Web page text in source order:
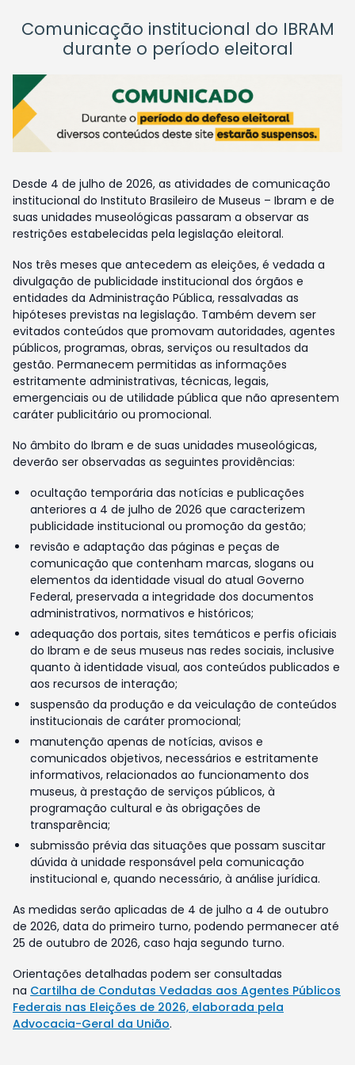
Comunicação institucional do IBRAM
durante o período eleitoral
Desde 4 de julho de 2026, as atividades de comunicação
institucional do Instituto Brasileiro de Museus – Ibram e de
suas unidades museológicas passaram a observar as
restrições estabelecidas pela legislação eleitoral.
Nos três meses que antecedem as eleições, é vedada a
divulgação de publicidade institucional dos órgãos e
entidades da Administração Pública, ressalvadas as
hipóteses previstas na legislação. Também devem ser
evitados conteúdos que promovam autoridades, agentes
públicos, programas, obras, serviços ou resultados da
gestão. Permanecem permitidas as informações
estritamente administrativas, técnicas, legais,
emergenciais ou de utilidade pública que não apresentem
caráter publicitário ou promocional.
No âmbito do Ibram e de suas unidades museológicas,
deverão ser observadas as seguintes providências:
ocultação temporária das notícias e publicações
anteriores a 4 de julho de 2026 que caracterizem
publicidade institucional ou promoção da gestão;
revisão e adaptação das páginas e peças de
comunicação que contenham marcas, slogans ou
elementos da identidade visual do atual Governo
Federal, preservada a integridade dos documentos
administrativos, normativos e históricos;
adequação dos portais, sites temáticos e perfis oficiais
do Ibram e de seus museus nas redes sociais, inclusive
quanto à identidade visual, aos conteúdos publicados e
aos recursos de interação;
suspensão da produção e da veiculação de conteúdos
institucionais de caráter promocional;
manutenção apenas de notícias, avisos e
comunicados objetivos, necessários e estritamente
informativos, relacionados ao funcionamento dos
museus, à prestação de serviços públicos, à
programação cultural e às obrigações de
transparência;
submissão prévia das situações que possam suscitar
dúvida à unidade responsável pela comunicação
institucional e, quando necessário, à análise jurídica.
As medidas serão aplicadas de 4 de julho a 4 de outubro
de 2026, data do primeiro turno, podendo permanecer até
25 de outubro de 2026, caso haja segundo turno.
Orientações detalhadas podem ser consultadas
na Cartilha de Condutas Vedadas aos Agentes Públicos
Federais nas Eleições de 2026, elaborada pela
Advocacia-Geral da União.